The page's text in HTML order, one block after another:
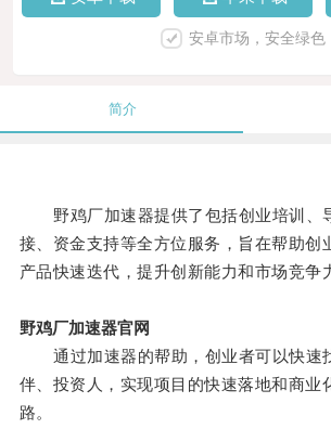
安卓市场，安全绿色
简介
野鸡厂加速器提供了包括创业培训、
接、资金支持等全方位服务，旨在帮助创
产品快速迭代，提升创新能力和市场竞争
野鸡厂加速器官网
通过加速器的帮助，创业者可以快速
伴、投资人，实现项目的快速落地和商业
路。